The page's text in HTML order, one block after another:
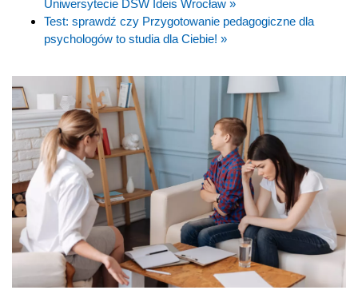
Uniwersytecie DSW Ideis Wrocław »
Test: sprawdź czy Przygotowanie pedagogiczne dla
psychologów to studia dla Ciebie! »